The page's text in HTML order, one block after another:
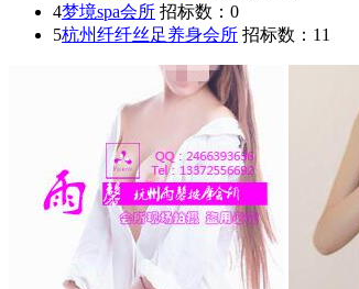
4梦境spa会所 招标数： 0
5杭州纤纤丝足养身会所 招标数： 11